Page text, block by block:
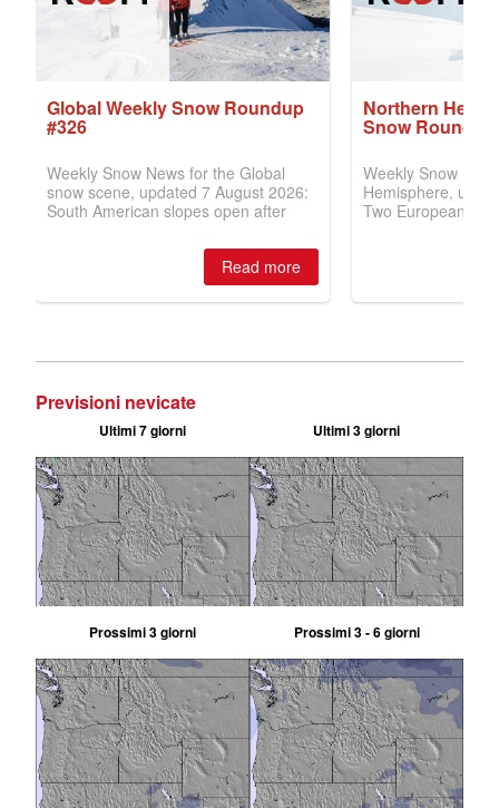
Previsioni nevicate
Ultimi 7 giorni Ultimi 3 giorni
Prossimi 3 giorni Prossimi 3 - 6 giorni